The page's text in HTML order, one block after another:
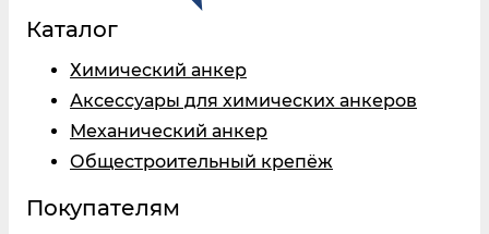
Каталог
Химический анкер
Аксессуары для химических анкеров
Механический анкер
Общестроительный крепёж
Покупателям